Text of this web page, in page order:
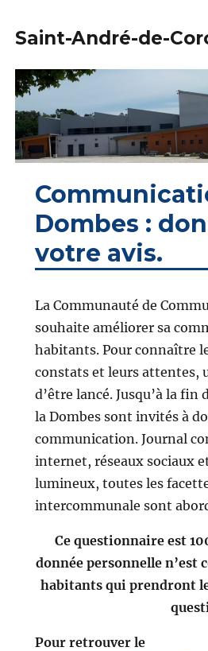
Saint-André-de-
Dombes :
votre avis.
La Communauté de
souhaite améliorer sa
habitants. Pour connaître
constats et leurs attentes,
d’être lancé. Jusqu’à la
la Dombes sont invités à
communication. Journal
internet, réseaux sociaux
lumineux, toutes les
intercommunale sont
Ce questionnaire est
donnée personnelle n’est
habitants qui prendront
Pour retrouver le